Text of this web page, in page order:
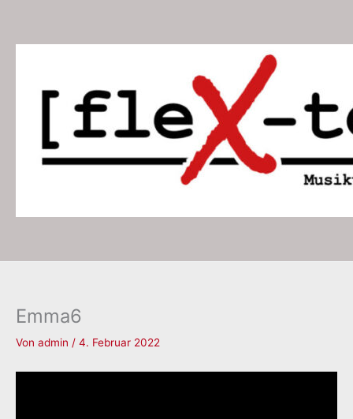
springen
Emma6
Von admin / 4. Februar 2022